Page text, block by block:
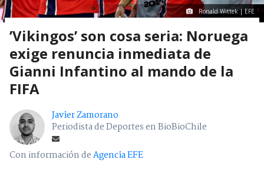
Ronald Wittek | EFE
’Vikingos’ son cosa seria: Noruega
exige renuncia inmediata de
Gianni Infantino al mando de la
FIFA
Javier Zamorano
Periodista de Deportes en BioBioChile
Con información deAgencia EFE